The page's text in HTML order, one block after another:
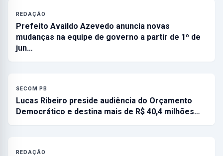
REDAÇÃO
Prefeito Availdo Azevedo anuncia novas
mudanças na equipe de governo a partir de 1º de
jun…
SECOM PB
Lucas Ribeiro preside audiência do Orçamento
Democrático e destina mais de R$ 40,4 milhões…
REDAÇÃO